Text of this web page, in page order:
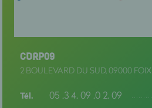
GERS
GIRONDE
GUADELOUPE
CDRP09
2 BOULEVARD DU SUD, 09000 FOIX
Tél. 05 .3 4. 09 .0 2. 09